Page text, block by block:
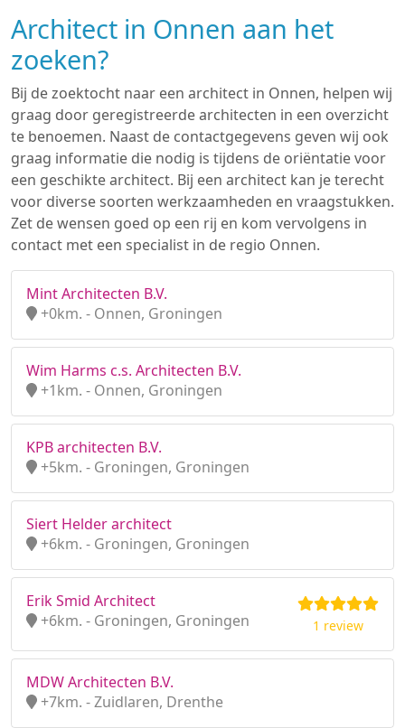
Architect in Onnen aan het
zoeken?
Bij de zoektocht naar een architect in Onnen, helpen wij
graag door geregistreerde architecten in een overzicht
te benoemen. Naast de contactgegevens geven wij ook
graag informatie die nodig is tijdens de oriëntatie voor
een geschikte architect. Bij een architect kan je terecht
voor diverse soorten werkzaamheden en vraagstukken.
Zet de wensen goed op een rij en kom vervolgens in
contact met een specialist in de regio Onnen.
Mint Architecten B.V.
+0km. - Onnen, Groningen
Wim Harms c.s. Architecten B.V.
+1km. - Onnen, Groningen
KPB architecten B.V.
+5km. - Groningen, Groningen
Siert Helder architect
+6km. - Groningen, Groningen
Erik Smid Architect
+6km. - Groningen, Groningen
1 review
MDW Architecten B.V.
+7km. - Zuidlaren, Drenthe